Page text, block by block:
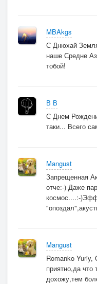
MBAkgs
С Днюхай
наше Средне
тобой!
В В
С Днем
таки... Всего
Mangust
Запрещенная
отче:-) Даже
космос....:-
Mangust
Romanko
приятно,да что
дохожу,тем